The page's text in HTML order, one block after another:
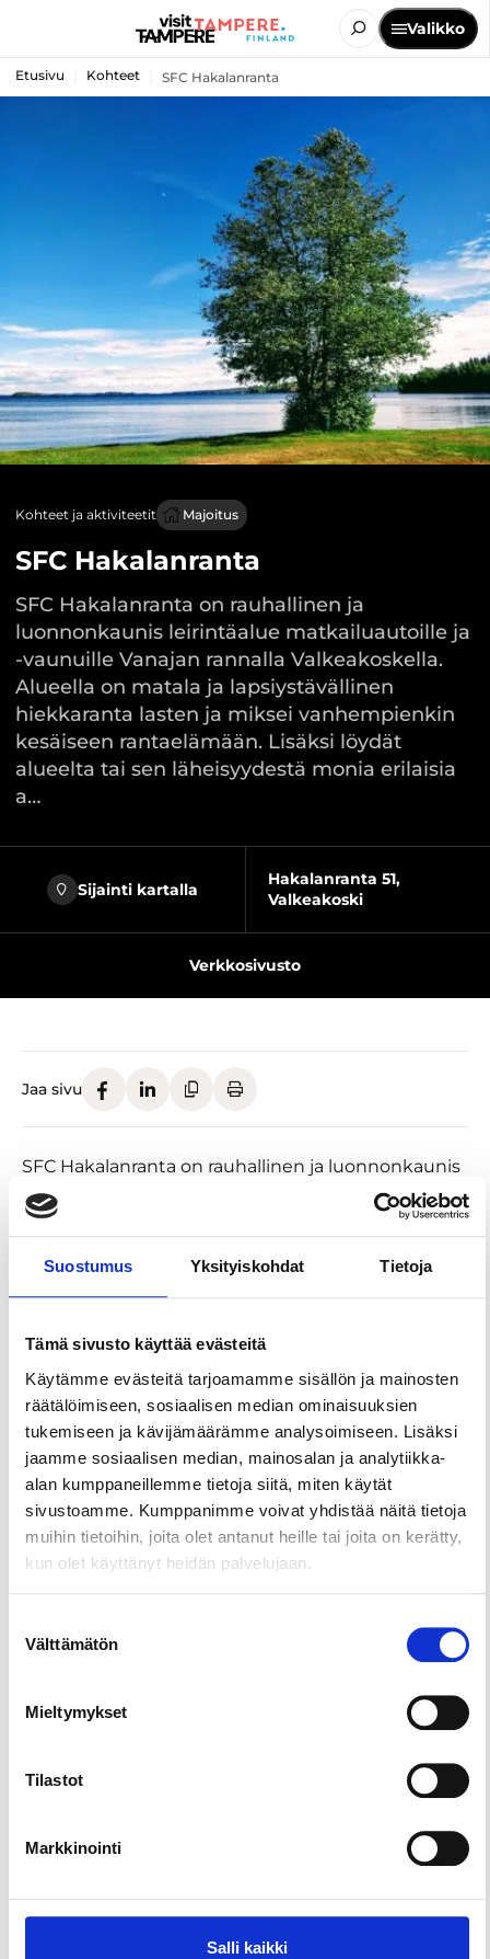
Suostumus Yksityiskohdat Tietoja
Tämä sivusto käyttää evästeitä
Käytämme evästeitä tarjoamamme sisällön ja mainosten
räätälöimiseen, sosiaalisen median ominaisuuksien
tukemiseen ja kävijämäärämme analysoimiseen. Lisäksi
jaamme sosiaalisen median, mainosalan ja analytiikka-
alan kumppaneillemme tietoja siitä, miten käytät
sivustoamme. Kumppanimme voivat yhdistää näitä tietoja
muihin tietoihin, joita olet antanut heille tai joita on kerätty,
kun olet käyttänyt heidän palvelujaan.
valinta
Välttämätön
Mieltymykset
Tilastot
Markkinointi
Salli kaikki
Valikko
Etusivu Kohteet SFC Hakalanranta
Kohteet ja aktiviteetit Majoitus
SFC Hakalanranta
SFC Hakalanranta on rauhallinen ja
luonnonkaunis leirintäalue matkailuautoille ja
-vaunuille Vanajan rannalla Valkeakoskella.
Alueella on matala ja lapsiystävällinen
hiekkaranta lasten ja miksei vanhempienkin
kesäiseen rantaelämään. Lisäksi löydät
alueelta tai sen läheisyydestä monia erilaisia
a…
Sijainti kartalla
Hakalanranta 51,
Valkeakoski
Verkkosivusto
Jaa sivu
SFC Hakalanranta on rauhallinen ja luonnonkaunis
leirintäalue matkailuautoille ja -vaunuille Vanajan
rannalla Valkeakoskella.
Alueella on matala ja lapsiystävällinen hiekkaranta
Lisäksi löydät alueelta tai sen läheisyydestä monia
erilaisia aktiviteetteja, kuten patikointi, kalastus,
veneily, lintujen bongaus, airsoft-keskus jne.
Löydät alueemme helposti poikkeamalla joko
Helsinki-Tampere-moottoritieltä tai Lahti-Tampere
valtatieltä.
Alueemme on kesäkaudella (kesäkuu-elokuu) auki
päivittäin ja talvikaudella (syyskuu-toukokuu)
Tervetuloa viihtymään SFC Hakalanrantaan!